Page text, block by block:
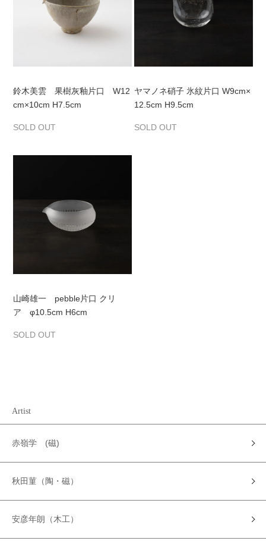
鈴木美雲 果樹灰釉片口 W12
cm×10cm H7.5cm
SOLD OUT
ヤマノネ硝子 氷紋片口 W9cm×
12.5cm H9.5cm
SOLD OUT
山崎雄一 pebble片口 クリ
ア φ10.5cm H6cm
SOLD OUT
Artist
赤嶺学 (磁)
秋田菫（陶・磁）
安彦年朗（木工）